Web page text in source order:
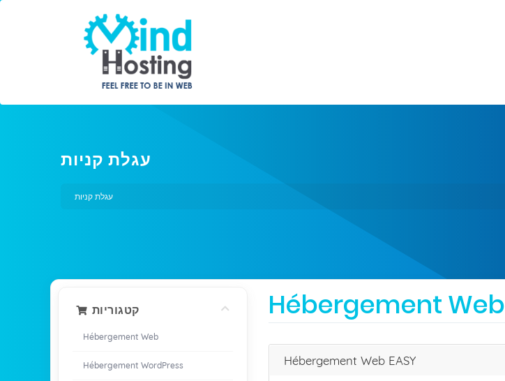
עגלת קניות
עגלת קניות
קטגוריות
Hébergement Web
Hébergement WordPress
Hébergement Web
Hébergement Web EASY